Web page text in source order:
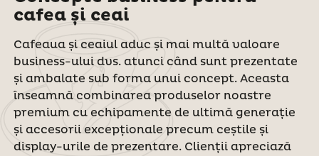
cafea și ceai
Cafeaua și ceaiul aduc și mai multă valoare
business-ului dvs. atunci când sunt prezentate
și ambalate sub forma unui concept. Aceasta
înseamnă combinarea produselor noastre
premium cu echipamente de ultimă generație
și accesorii excepționale precum ceștile și
display-urile de prezentare. Clienții apreciază